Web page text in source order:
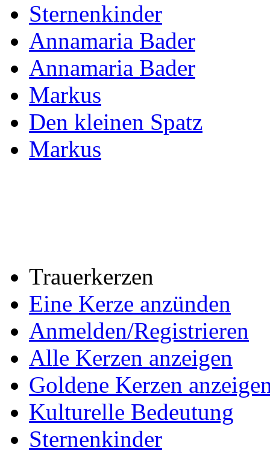
Sternenkinder
Annamaria Bader
Annamaria Bader
Markus
Den kleinen Spatz
Markus
Trauerkerzen
Eine Kerze anzünden
Anmelden/Registrieren
Alle Kerzen anzeigen
Goldene Kerzen
Kulturelle Bedeutung
Sternenkinder